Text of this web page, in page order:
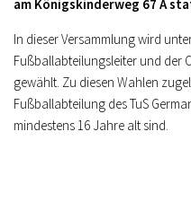
am Königskinderweg 67 A
In dieser Versammlung wird
Fußballabteilungsleiter und der
gewählt. Zu diesen Wahlen
Fußballabteilung des TuS
mindestens 16 Jahre alt sind.